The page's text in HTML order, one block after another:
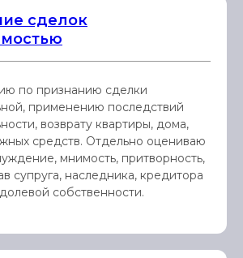
сделок
по признанию сделки
применению последствий
возврату квартиры, дома,
средств. Отдельно оцениваю
мнимость, притворность,
супруга, наследника, кредитора
собственности.